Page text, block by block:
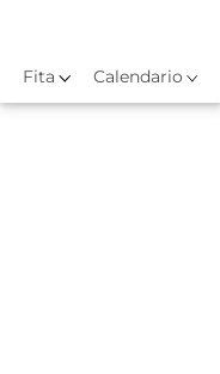
Fita Calendario